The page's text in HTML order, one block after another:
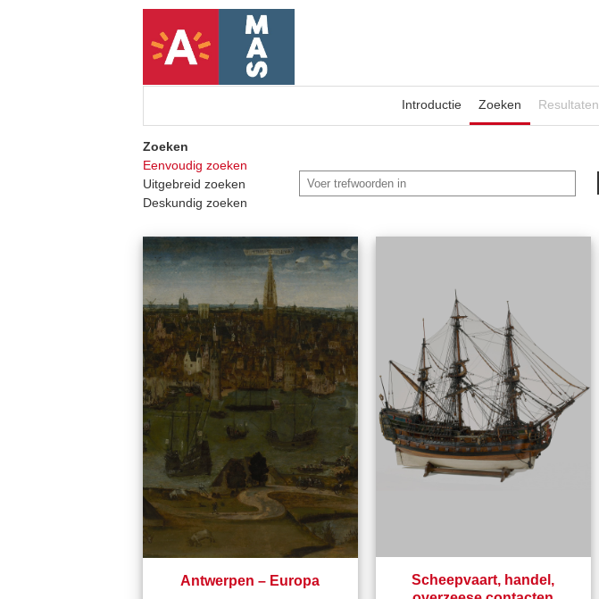
Introductie Zoeken Resultaten
Zoeken
Eenvoudig zoeken
Uitgebreid zoeken
Deskundig zoeken
Antwerpen – Europa
Scheepvaart, handel,